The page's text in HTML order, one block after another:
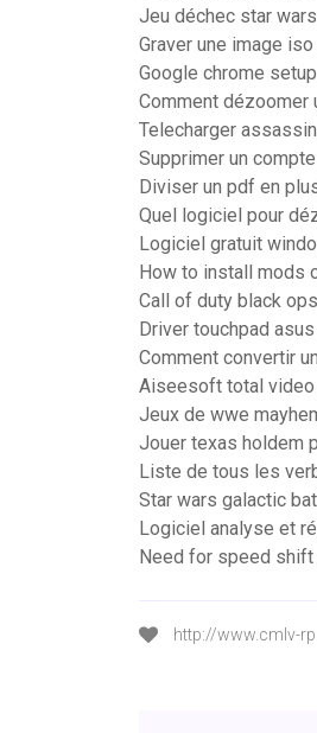
Jeu déchec star
Graver une image
Google chrome
Comment dézoomer
Telecharger
Supprimer un
Diviser un pdf en
Quel logiciel pour
Logiciel gratuit
How to install mods
Driver touchpad
Comment convertir
Aiseesoft total
Jeux de wwe
Jouer texas holdem
Liste de tous les
Star wars galactic
Logiciel analyse et
Need for speed
http://www.cmlv-